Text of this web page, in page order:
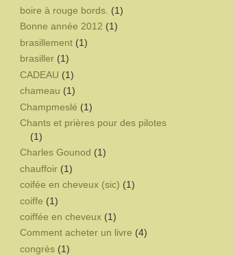
boire à rouge bords. (1)
Bonne année 2012 (1)
brasillement (1)
brasiller (1)
CADEAU (1)
chameau (1)
Champmeslé (1)
Chants et prières pour des pilotes
(1)
Charles Gounod (1)
chauffoir (1)
coifée en cheveux (sic) (1)
coiffe (1)
coiffée en cheveux (1)
Comment acheter un livre (4)
congrès (1)